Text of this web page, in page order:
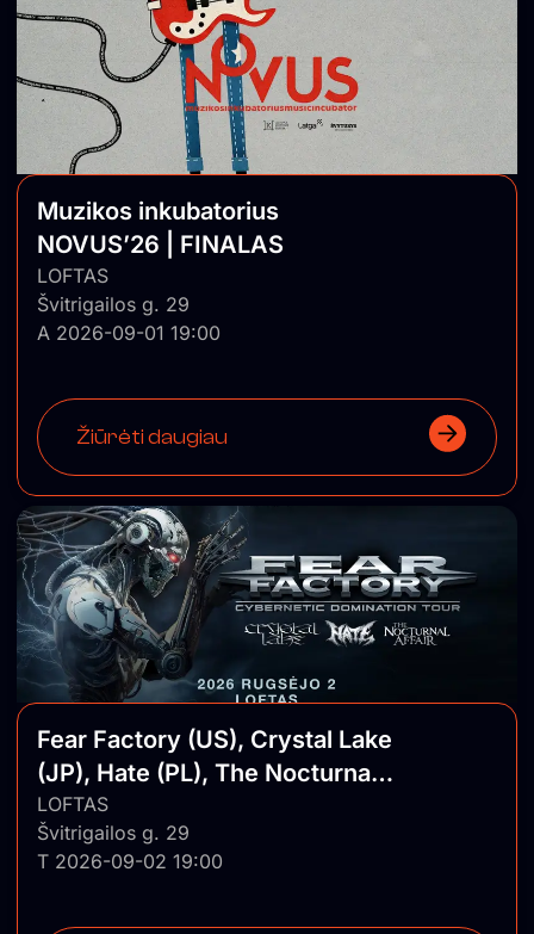
Muzikos inkubatorius
NOVUS’26 | FINALAS
LOFTAS
Švitrigailos g. 29
A 2026-09-01 19:00
Žiūrėti daugiau
Fear Factory (US), Crystal Lake
(JP), Hate (PL), The Nocturnal
Affair (US)
LOFTAS
Švitrigailos g. 29
T 2026-09-02 19:00